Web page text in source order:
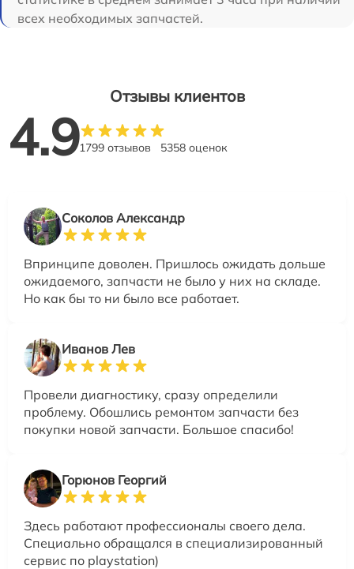
всех необходимых запчастей.
Отзывы клиентов
4.91799 отзывов 5358 оценок
Соколов Александр
Впринципе доволен. Пришлось ожидать дольше
ожидаемого, запчасти не было у них на складе.
Но как бы то ни было все работает.
Иванов Лев
Провели диагностику, сразу определили
проблему. Обошлись ремонтом запчасти без
покупки новой запчасти. Большое спасибо!
Горюнов Георгий
Здесь работают профессионалы своего дела.
Специально обращался в специализированный
сервис по playstation)